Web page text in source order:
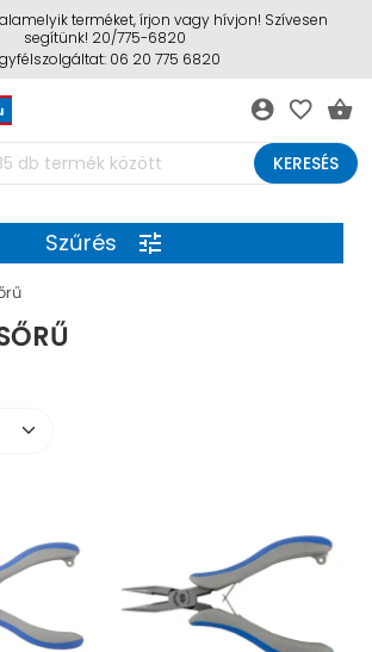
terméket, írjon vagy hívjon! Szívesen
segítünk! 20/775-6820
06 20 775 6820
account_circle favorite_border shopping_basket
KERESÉS
Szűrés tune